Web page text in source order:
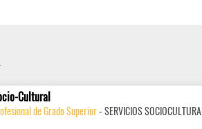
Cultural
de Grado Superior- SERVICIOS